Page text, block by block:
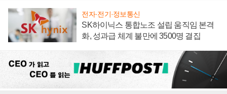
전자·전기·정보통신
SK하이닉스 통합노조 설립 움직임 본격
화, 성과급 체계 불만에 3500명 결집